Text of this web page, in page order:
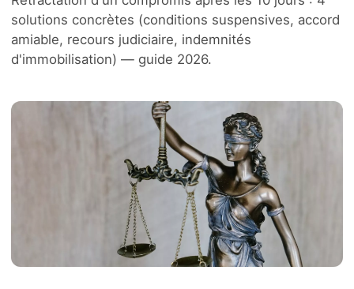
solutions concrètes (conditions suspensives, accord
amiable, recours judiciaire, indemnités
d'immobilisation) — guide 2026.